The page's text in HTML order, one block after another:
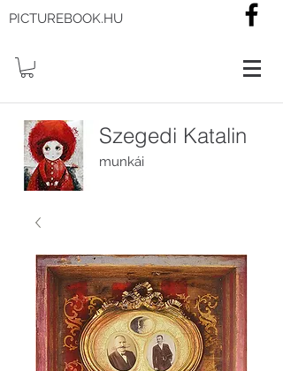
PICTUREBOOK.HU
Szegedi Katalin
munkái